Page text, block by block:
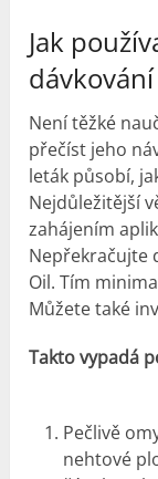
Jak
Není těžké
přečíst jeho
leták působí,
Nejdůležitější
zahájením
Nepřekračujte
Oil. Tím
Můžete také
Takto vypadá
Pečlivě
nehtové